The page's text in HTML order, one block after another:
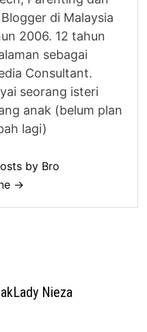
di Malaysia
2006. 12 tahun
sebagai
Consultant.
seorang isteri
anak (belum plan
lagi)
by Bro
→
Nieza